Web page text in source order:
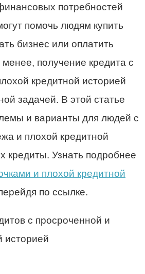
потребностей
помочь людям купить
бизнес или оплатить
получение кредита с
кредитной историей
задачей. В этой статье
и варианты для людей с
и плохой кредитной
кредиты. Узнать подробнее
и плохой кредитной
по ссылке.